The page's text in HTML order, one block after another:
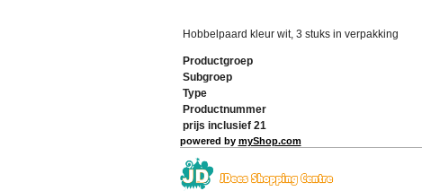
Hobbelpaard kleur wit, 3 stuks in verpakking
Productgroep
Subgroep
Type
Productnummer
prijs inclusief 21
powered by myShop.com